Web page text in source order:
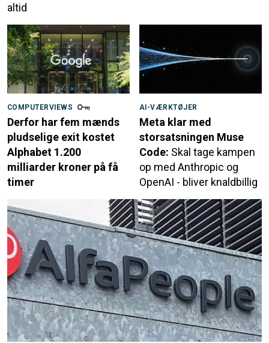
altid
COMPUTERVIEWS
Derfor har fem mænds
pludselige exit kostet
Alphabet 1.200
milliarder kroner på få
timer
AI-VÆRKTØJER
Meta klar med
storsatsningen Muse
Code: Skal tage kampen
op med Anthropic og
OpenAI - bliver knaldbillig